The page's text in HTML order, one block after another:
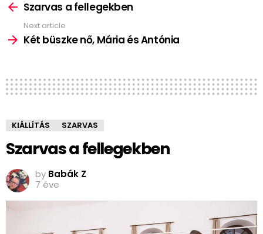
moreSzarvas a fellegekben
Next article
Két büszke nő, Mária és Antónia
KIÁLLÍTÁS SZARVAS
Szarvas a fellegekben
by Babák Z
7 éve